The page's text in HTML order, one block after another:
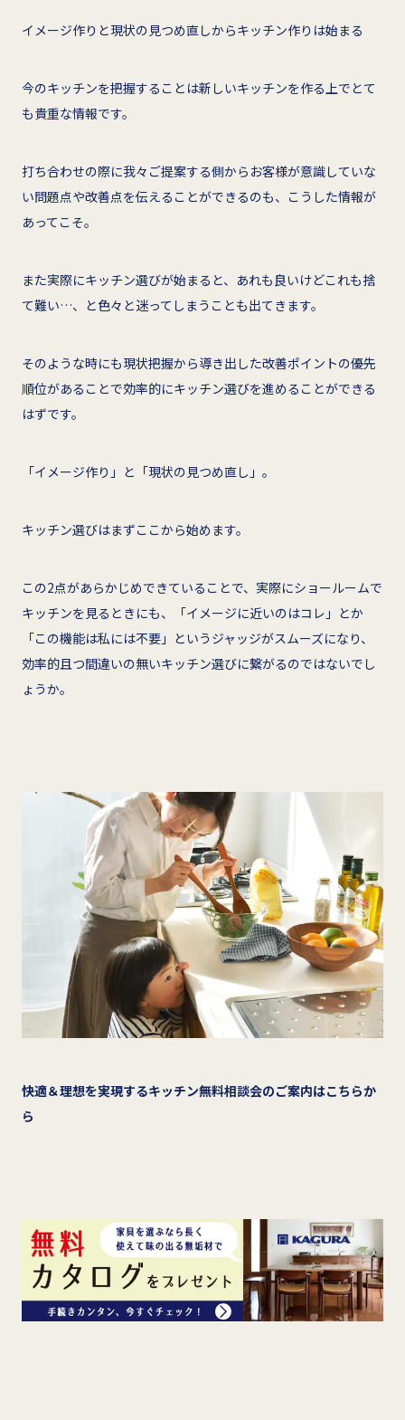
イメージ作りと現状の見つめ直しからキッチン作りは始まる
今のキッチンを把握することは新しいキッチンを作る上でとて
も貴重な情報です。
打ち合わせの際に我々ご提案する側からお客様が意識していな
い問題点や改善点を伝えることができるのも、こうした情報が
あってこそ。
また実際にキッチン選びが始まると、あれも良いけどこれも捨
て難い…、と色々と迷ってしまうことも出てきます。
そのような時にも現状把握から導き出した改善ポイントの優先
順位があることで効率的にキッチン選びを進めることができる
はずです。
「イメージ作り」と「現状の見つめ直し」。
キッチン選びはまずここから始めます。
この2点があらかじめできていることで、実際にショールームで
キッチンを見るときにも、「イメージに近いのはコレ」とか
「この機能は私には不要」というジャッジがスムーズになり、
効率的且つ間違いの無いキッチン選びに繋がるのではないでし
ょうか。
快適＆理想を実現するキッチン無料相談会のご案内はこちらか
ら